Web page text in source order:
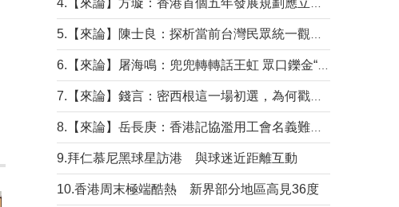
9.拜仁慕尼黑球星訪港 與球迷近距離互動
10.香港周末極端酷熱 新界部分地區高見36度